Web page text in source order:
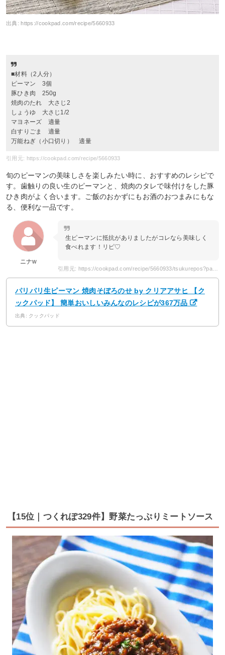
出典: https://cookpad.com/recipe/5660933
■材料（2人分）
ピーマン 3個
豚ひき肉 250g
焼肉のたれ 大さじ2
しょうゆ 大さじ1/2
マヨネーズ 適量
白すりごま 適量
万能ねぎ（小口切り） 適量
引用元: https://cookpad.com/recipe/5660933
旬のピーマンの美味しさを楽しみたい時に、おすすめのレシピで
す。歯触りの良い生のピーマンと、焼肉のタレで味付けをした豚
ひき肉がよく合います。ご飯のおかずにもお酒のおつまみにもな
る、便利な一品です。
ニナw
生ピーマンに抵抗がありましたがコレなら美味しく
食べれます！リピ♡
引用元: https://cookpad.com/recipe/5660933/tsukurepos?page=2
パリパリ生ピーマン 焼肉そぼろのせ by クリアアサヒ 【ク
ックパッド】 簡単おいしいみんなのレシピが367万品
出典: クックパッド
【15位｜つくれぽ329件】野菜たっぷりミートソース